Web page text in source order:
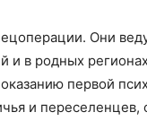
Они
и в родных
первой
и переселенцев,